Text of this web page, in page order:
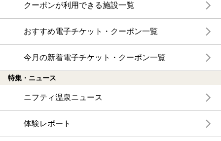
クーポンが利用できる施設一覧
おすすめ電子チケット・クーポン一覧
今月の新着電子チケット・クーポン一覧
特集・ニュース
ニフティ温泉ニュース
体験レポート